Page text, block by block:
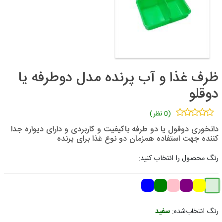
ظرف غذا و آب پرنده مدل دوطرفه یا
دوقلو
(0 نظر)
دانخوری دوقول یا دو طرفه باکیفیت و کاربردی و دارای دیواره جدا
کننده جهت استفاده همزمان دو نوع غذا برای پرنده
رنگ محصول را انتخاب کنید:
رنگ انتخاب‌شده:سفید